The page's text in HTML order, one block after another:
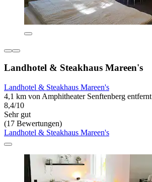
Landhotel & Steakhaus Mareen's
Landhotel & Steakhaus Mareen's
4,1 km von Amphitheater Senftenberg entfernt
8,4/10
Sehr gut
(17 Bewertungen)
Landhotel & Steakhaus Mareen's